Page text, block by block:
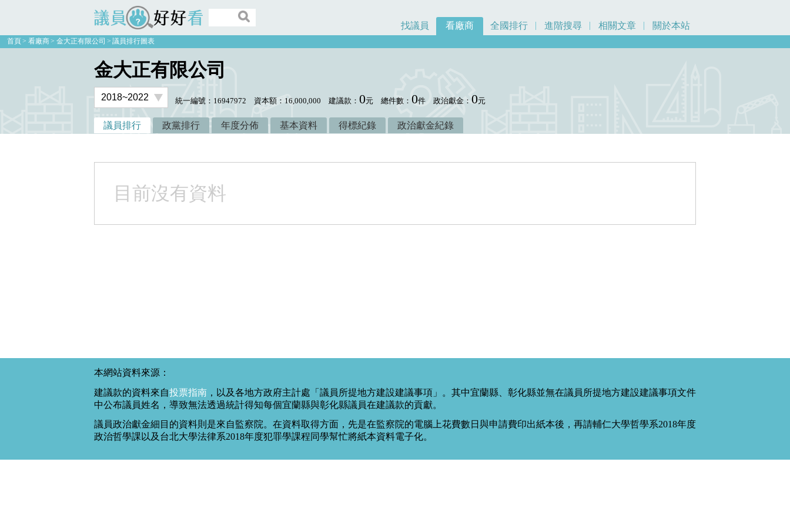
議員好好看
找議員 看廠商 全國排行 進階搜尋 相關文章 關於本站
首頁 看廠商 金大正有限公司 議員排行圖表
金大正有限公司
統一編號：16947972 資本額：16,000,000 建議款：0元 總件數：0件 政治獻金：0元
議員排行 政黨排行 年度分佈 基本資料 得標紀錄 政治獻金紀錄
目前沒有資料
本網站資料來源：
建議款的資料來自投票指南 ，以及各地方政府主計處「議員所提地方建設建議事項」。其中宜蘭縣、彰化縣並無在議員所提地方建設建議事項文件
中公布議員姓名，導致無法透過統計得知每個宜蘭縣與彰化縣議員在建議款的貢獻。
議員政治獻金細目的資料則是來自監察院。在資料取得方面，先是在監察院的電腦上花費數日與申請費印出紙本後，再請輔仁大學哲學系2018年度
政治哲學課以及台北大學法律系2018年度犯罪學課程同學幫忙將紙本資料電子化。